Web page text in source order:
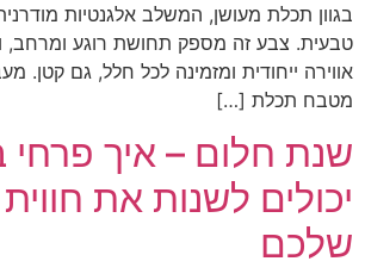
בגוון תכלת מעושן, המשלב אלגנטיות
טבעית. צבע זה מספק תחושת רוגע ומרחב,
אווירה ייחודית ומזמינה לכל חלל, גם קטן.
מטבח תכלת […]
שנת חלום – איך פרחי
יכולים לשנות את
שלכם